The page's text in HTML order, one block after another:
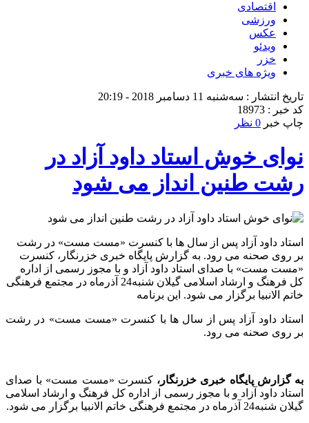
اقتصادی
ورزشی
عکس
ویدئو
خزر
ویژه های خبری
تاریخ انتشار : سه‌شنبه 11 دسامبر 2018 - 20:19
کد خبر : 18973
چاپ خبر 0 نظر
نوای خوش استاد داود آزاد در
رشت طنین انداز می شود
استاد داود آزاد پس از سال ها با کنسرت «مست مست» در رشت
بر روی صحنه می رود. به گزارش پایگاه خبری خزرنگار، کنسرت
«مست مست» با صدای استاد داود آزاد و با مجوز رسمی از اداره
کل فرهنگ و ارشاد اسلامی گیلان شنبه24 آذرماه در مجتمع فرهنگی
خاتم الانبیا برگزار می شود. این برنامه
استاد داود آزاد پس از سال ها با کنسرت «مست مست» در رشت
بر روی صحنه می رود.
به گزارش پایگاه خبری خزرنگار، کنسرت «مست مست» با صدای
استاد داود آزاد و با مجوز رسمی از اداره کل فرهنگ و ارشاد اسلامی
گیلان شنبه24 آذرماه در مجتمع فرهنگی خاتم الانبیا برگزار می شود.